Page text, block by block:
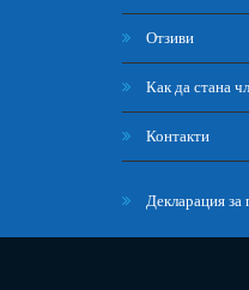
Отзиви
Как да стана
Контакти
Декларация за